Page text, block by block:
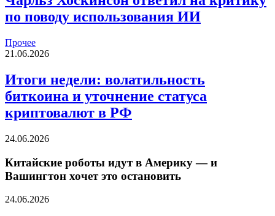
по поводу использования ИИ
Прочее
21.06.2026
Итоги недели: волатильность
биткоина и уточнение статуса
криптовалют в РФ
24.06.2026
Китайские роботы идут в Америку — и
Вашингтон хочет это остановить
24.06.2026